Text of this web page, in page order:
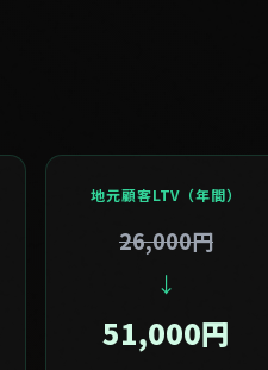
地元顧客LTV（年間）
26,000円
↓
51,000円
LTV最大化設計